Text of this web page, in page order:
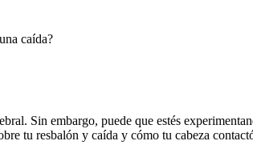
caída?
Sin embargo, puede que estés
tu resbalón y caída y cómo tu cabeza